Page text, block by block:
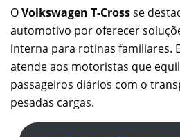
OVolkswagen T-Crossse
automotivo por oferecer
interna para rotinas familiares.
atende aos motoristas que
passageiros diários com o
pesadas cargas.